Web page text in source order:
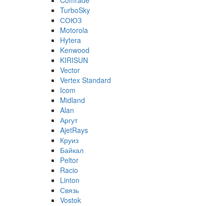
TurboSky
СОЮЗ
Motorola
Hytera
Kenwood
KIRISUN
Vector
Vertex Standard
Icom
Midland
Alan
Аргут
AjetRays
Круиз
Байкал
Peltor
Racio
Linton
Связь
Vostok